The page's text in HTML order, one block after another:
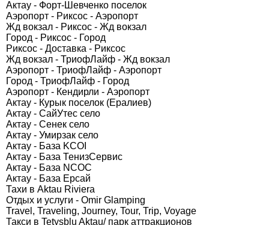
Актау - Форт-Шевченко поселок
Аэропорт - Риксос - Аэропорт
Жд вокзал - Риксос - Жд вокзал
Город - Риксос - Город
Риксос - Доставка - Риксос
Жд вокзал - ТриофЛайф - Жд вокзал
Аэропорт - ТриофЛайф - Аэропорт
Город - ТриофЛайф - Город
Аэропорт - Кендирли - Аэропорт
Актау - Курык поселок (Ералиев)
Актау - СайУтес село
Актау - Сенек село
Актау - Умирзак село
Актау - База KCOI
Актау - База ТенизСервис
Актау - База NCOC
Актау - База Ерсай
Тахи в Aktau Riviera
Отдых и услуги - Omir Glamping
Travel, Traveling, Journey, Tour, Trip, Voyage
Такси в Tetysblu Aktau/ парк аттракционов